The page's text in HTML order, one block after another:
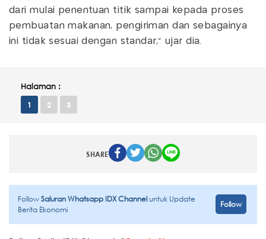
dari mulai penentuan titik sampai kepada proses
pembuatan makanan, pengiriman dan sebagainya
ini tidak sesuai dengan standar,” ujar dia.
Halaman :
1 2 3
SHARE
FollowSaluran Whatsapp IDX Channeluntuk Update
Berita Ekonomi
Follow